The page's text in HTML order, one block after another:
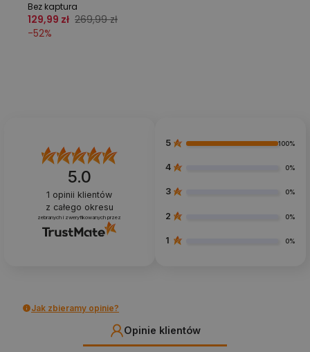
Bez kaptura
129,99 zł 269,99 zł
-52%
5.0
1 opinii klientów
z całego okresu
zebranych i zweryfikowanych przez
5 100%
4 0%
3 0%
2 0%
1 0%
Jak zbieramy opinie?
Opinie klientów